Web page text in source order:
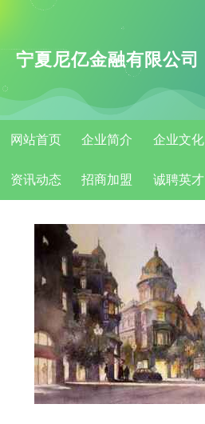
宁夏尼亿金融有限公司
网站首页 企业简介 企业文化
资讯动态 招商加盟 诚聘英才